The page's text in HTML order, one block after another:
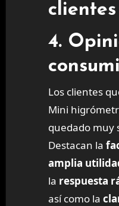
4.
Los clientes
Mini
quedado muy
Destacan la
amplia
la respuesta
así como la